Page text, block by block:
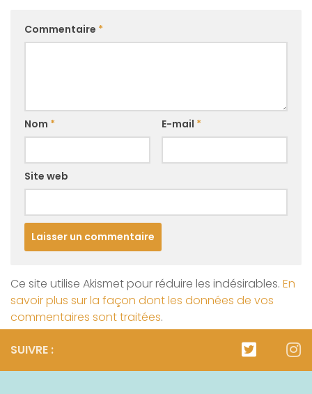
Commentaire *
Nom * E-mail *
Site web
Ce site utilise Akismet pour réduire les indésirables. En
savoir plus sur la façon dont les données de vos
commentaires sont traitées.
SUIVRE :